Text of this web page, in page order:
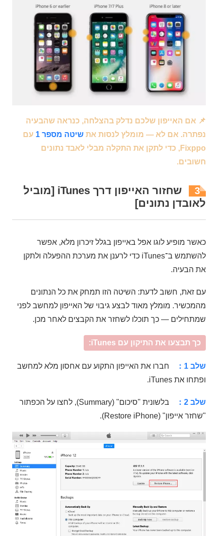
📌 אם האייפון שלכם נדלק בהצלחה, כנראה שהבעיה
נפתרה. אם לא — מומלץ לנסות את שיטה מספר 1
עם
Fixppo, כדי לתקן את התקלה מבלי לאבד נתונים
חשובים.
3
שחזור האייפון דרך iTunes [מוביל
לאובדן נתונים]
כאשר מופיע לוגו אפל באייפון בגלל זיכרון מלא, אפשר
להשתמש ב־iTunes כדי לרענן את מערכת ההפעלה ולתקן
את הבעיה.
עם זאת, חשוב לדעת: השיטה הזו תמחק את כל הנתונים
מהמכשיר. מומלץ מאוד לבצע גיבוי של האייפון למחשב לפני
שמתחילים — כך תוכלו לשחזר את הקבצים לאחר מכן.
כך תבצעו את התיקון עם iTunes:
שלב 1：
חברו את האייפון התקוע עם אחסון מלא למחשב
ופתחו את iTunes.
שלב 2：
בלשונית "סיכום" (Summary), לחצו על הכפתור
"שחזר אייפון" (Restore iPhone).